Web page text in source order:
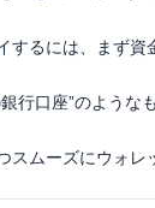
するには、まず
行口座”のよう
スムーズにウォレ